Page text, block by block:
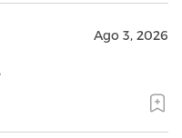
Ago 3, 2026